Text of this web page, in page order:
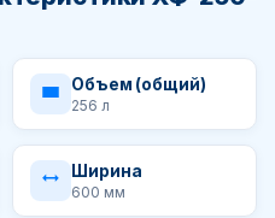
Объем (общий)
256 л
Ширина
600 мм